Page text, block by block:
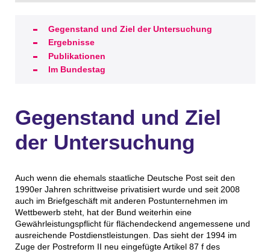
Gegenstand und Ziel der Untersuchung
Ergebnisse
Publikationen
Im Bundestag
Gegenstand und Ziel
der Untersuchung
Auch wenn die ehemals staatliche Deutsche Post seit den
1990er Jahren schrittweise privatisiert wurde und seit 2008
auch im Briefgeschäft mit anderen Postunternehmen im
Wettbewerb steht, hat der Bund weiterhin eine
Gewährleistungspflicht für flächendeckend angemessene und
ausreichende Postdienstleistungen. Das sieht der 1994 im
Zuge der Postreform II neu eingefügte Artikel 87 f des